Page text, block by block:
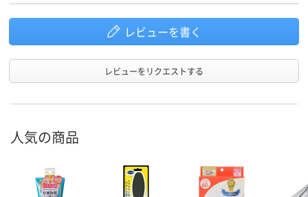
レビューを書く
レビューをリクエストする
人気の商品